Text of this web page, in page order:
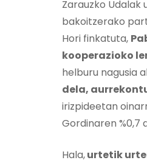
Zarauzko
bakoitzerako
Hori finkatuta,
kooperazioko
helburu nagusia
dela,
irizpideetan
Gordinaren
Hala,urtetik